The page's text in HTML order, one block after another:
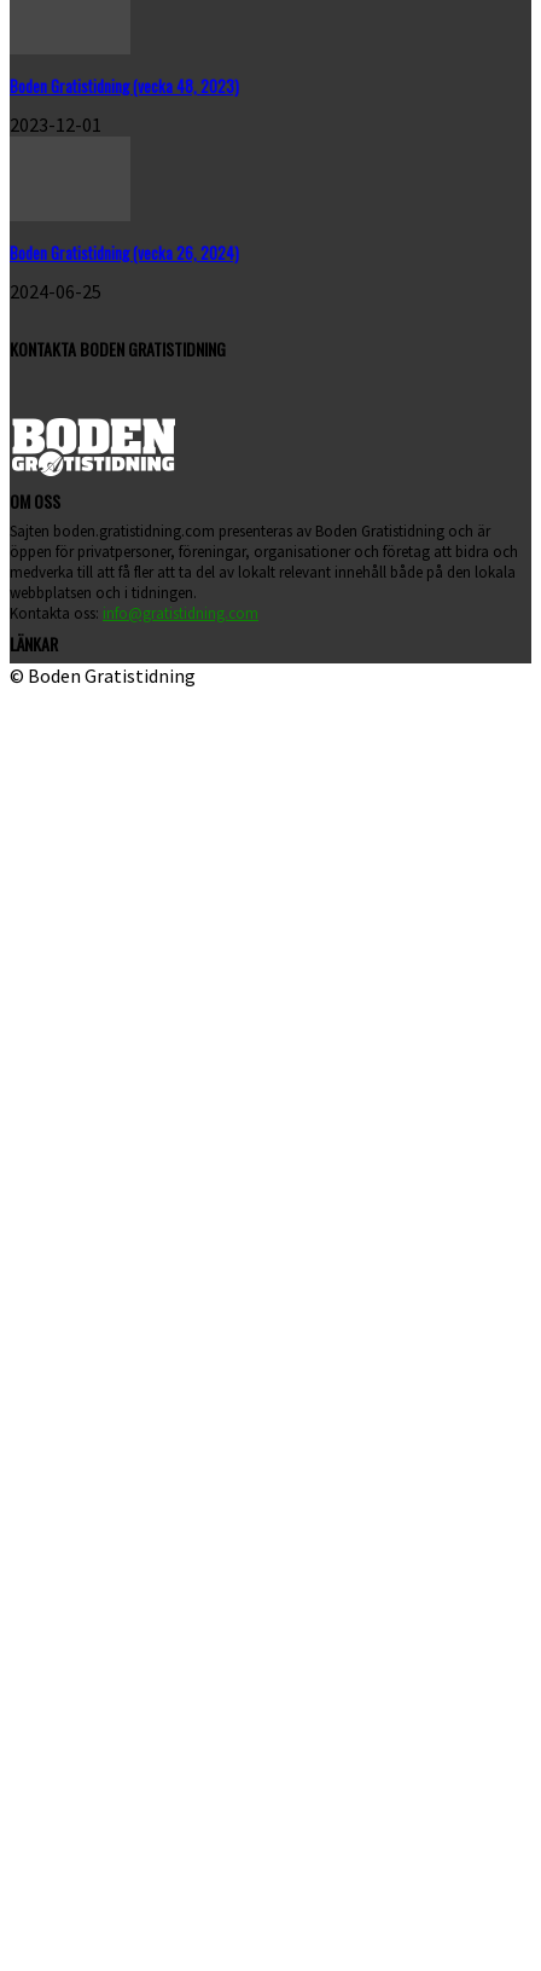
Boden Gratistidning (vecka 48, 2023)
2023-12-01
Boden Gratistidning (vecka 26, 2024)
2024-06-25
KONTAKTA BODEN GRATISTIDNING
OM OSS
Sajten boden.gratistidning.com presenteras av Boden Gratistidning och är
öppen för privatpersoner, föreningar, organisationer och företag att bidra och
medverka till att få fler att ta del av lokalt relevant innehåll både på den lokala
webbplatsen och i tidningen.
Kontakta oss: info@gratistidning.com
LÄNKAR
© Boden Gratistidning